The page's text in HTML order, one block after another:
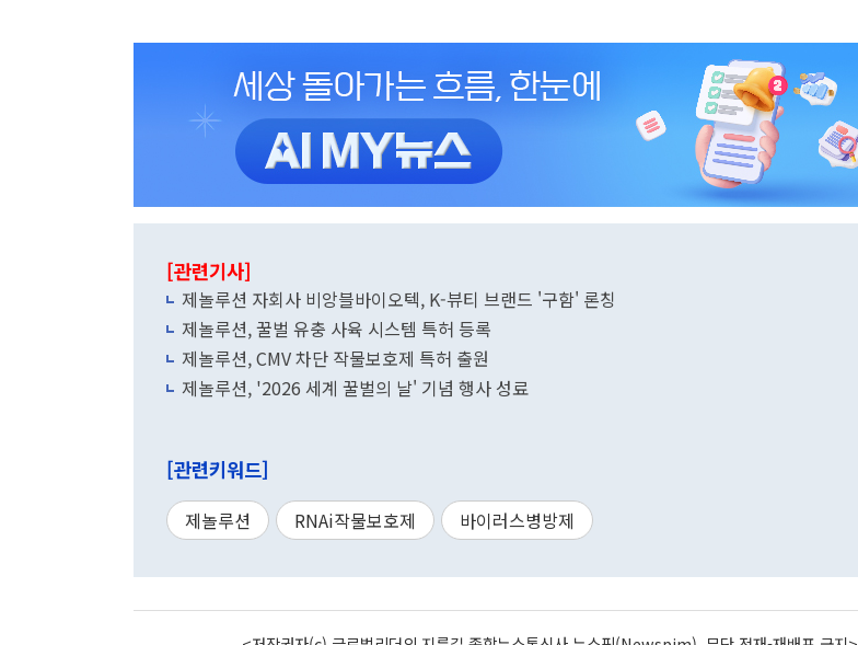
[관련기사]
제놀루션 자회사 비앙블바이오텍, K-뷰티 브랜드 '구함' 론칭
제놀루션, 꿀벌 유충 사육 시스템 특허 등록
제놀루션, CMV 차단 작물보호제 특허 출원
제놀루션, '2026 세계 꿀벌의 날' 기념 행사 성료
[관련키워드]
제놀루션 RNAi작물보호제 바이러스병방제